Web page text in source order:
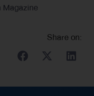
Share on: